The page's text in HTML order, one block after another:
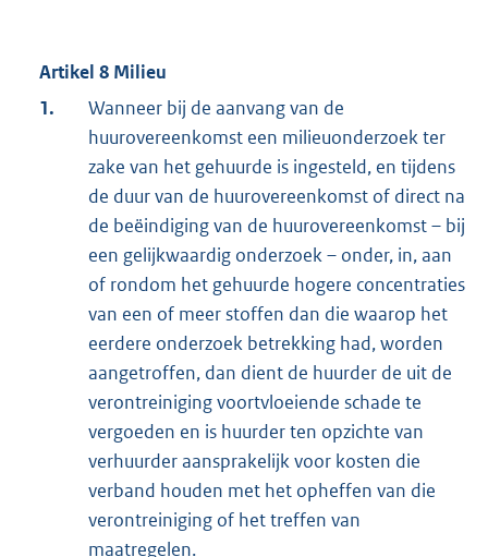
Artikel 8 Milieu
1.
Wanneer bij de aanvang van de
huurovereenkomst een milieuonderzoek ter
zake van het gehuurde is ingesteld, en tijdens
de duur van de huurovereenkomst of direct na
de beëindiging van de huurovereenkomst – bij
een gelijkwaardig onderzoek – onder, in, aan
of rondom het gehuurde hogere concentraties
van een of meer stoffen dan die waarop het
eerdere onderzoek betrekking had, worden
aangetroffen, dan dient de huurder de uit de
verontreiniging voortvloeiende schade te
vergoeden en is huurder ten opzichte van
verhuurder aansprakelijk voor kosten die
verband houden met het opheffen van die
verontreiniging of het treffen van
maatregelen.